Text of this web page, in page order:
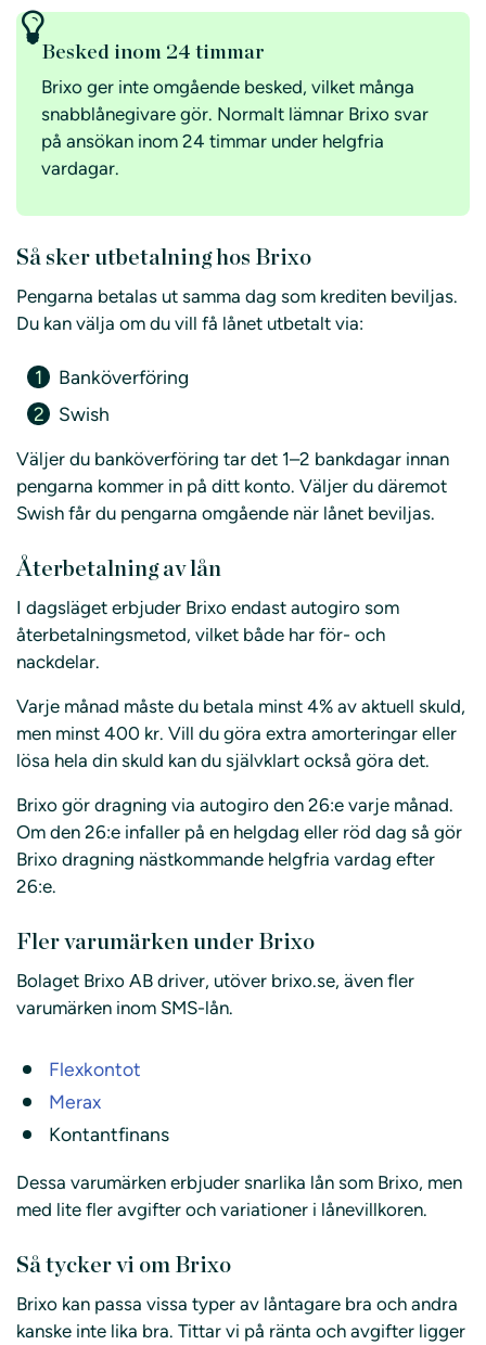
Besked inom 24 timmar
Brixo ger inte omgående besked, vilket många
snabblånegivare gör. Normalt lämnar Brixo svar
på ansökan inom 24 timmar under helgfria
vardagar.
Så sker utbetalning hos Brixo
Pengarna betalas ut samma dag som krediten beviljas.
Du kan välja om du vill få lånet utbetalt via:
Banköverföring
Swish
Väljer du banköverföring tar det 1–2 bankdagar innan
pengarna kommer in på ditt konto. Väljer du däremot
Swish får du pengarna omgående när lånet beviljas.
Återbetalning av lån
I dagsläget erbjuder Brixo endast autogiro som
återbetalningsmetod, vilket både har för- och
nackdelar.
Varje månad måste du betala minst 4% av aktuell skuld,
men minst 400 kr. Vill du göra extra amorteringar eller
lösa hela din skuld kan du självklart också göra det.
Brixo gör dragning via autogiro den 26:e varje månad.
Om den 26:e infaller på en helgdag eller röd dag så gör
Brixo dragning nästkommande helgfria vardag efter
26:e.
Fler varumärken under Brixo
Bolaget Brixo AB driver, utöver brixo.se, även fler
varumärken inom SMS-lån.
Flexkontot
Merax
Kontantfinans
Dessa varumärken erbjuder snarlika lån som Brixo, men
med lite fler avgifter och variationer i lånevillkoren.
Så tycker vi om Brixo
Brixo kan passa vissa typer av låntagare bra och andra
kanske inte lika bra. Tittar vi på ränta och avgifter ligger